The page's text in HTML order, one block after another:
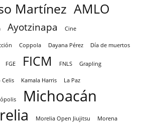
Martínez AMLO
Ayotzinapa Cine
Coppola Dayana Pérez Día de muertos
FGE FICM FNLS Grapling
Celis Kamala Harris La Paz
Michoacán
Morelia Open Jiujitsu Morena